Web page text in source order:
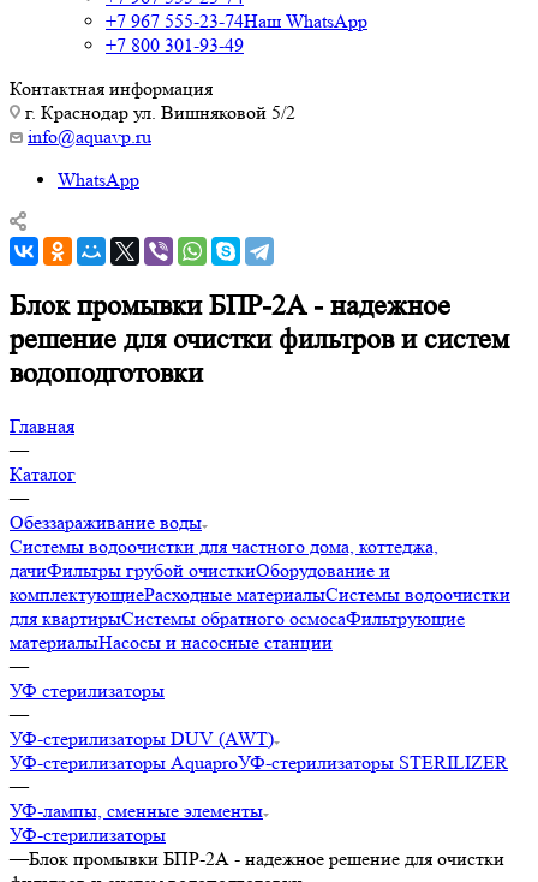
+7 967 555-23-74Наш WhatsApp
+7 800 301-93-49
Контактная информация
г. Краснодар ул. Вишняковой 5/2
info@aquavp.ru
WhatsApp
Блок промывки БПР-2А - надежное
решение для очистки фильтров и систем
водоподготовки
Главная
—
Каталог
—
Обеззараживание воды
Системы водоочистки для частного дома, коттеджа,
дачиФильтры грубой очисткиОборудование и
комплектующиеРасходные материалыСистемы водоочистки
для квартирыСистемы обратного осмосаФильтрующие
материалыНасосы и насосные станции
—
УФ стерилизаторы
—
УФ-стерилизаторы DUV (AWT)
УФ-стерилизаторы AquaproУФ-стерилизаторы STERILIZER
—
УФ-лампы, сменные элементы
УФ-стерилизаторы
—Блок промывки БПР-2А - надежное решение для очистки